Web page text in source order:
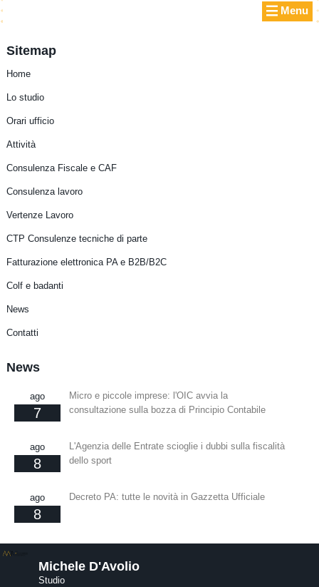
Menu
Sitemap
Home
Lo studio
Orari ufficio
Attività
Consulenza Fiscale e CAF
Consulenza lavoro
Vertenze Lavoro
CTP Consulenze tecniche di parte
Fatturazione elettronica PA e B2B/B2C
Colf e badanti
News
Contatti
News
ago
7
Micro e piccole imprese: l'OIC avvia la
consultazione sulla bozza di Principio Contabile
ago
8
L'Agenzia delle Entrate scioglie i dubbi sulla fiscalità
dello sport
ago
8
Decreto PA: tutte le novità in Gazzetta Ufficiale
Michele D'Avolio
Studio